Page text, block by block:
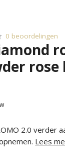
0 beoordelingen
rose
2.0 verder
Lees